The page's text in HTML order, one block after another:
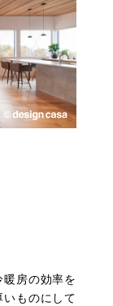
房の効率を
ものにして